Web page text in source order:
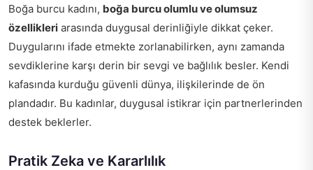
Boğa burcu kadını, boğa burcu olumlu ve olumsuz
özellikleri arasında duygusal derinliğiyle dikkat çeker.
Duygularını ifade etmekte zorlanabilirken, aynı zamanda
sevdiklerine karşı derin bir sevgi ve bağlılık besler. Kendi
kafasında kurduğu güvenli dünya, ilişkilerinde de ön
plandadır. Bu kadınlar, duygusal istikrar için partnerlerinden
destek beklerler.
Pratik Zeka ve Kararlılık